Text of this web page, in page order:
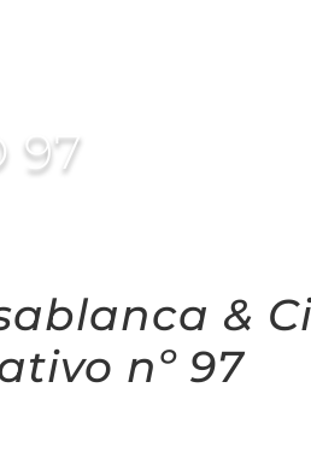
97
&
nº 97